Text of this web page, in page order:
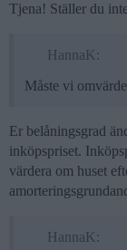
Tjena! Ställer du
HannaK:
Måste vi
Er belåningsgrad
inköpspriset.
värdera om huset
HannaK: